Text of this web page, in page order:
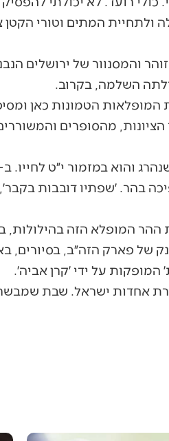
ולתחיית המתים וטורי הקטן
והמסנוור של ירושלים
השלמה, בקרוב.
המופלאות הטמונות כאן
מהסופרים
בהר. ׳שפתיו דובבות בקבר׳,
המופלא הזה בהילולות,
של פארק הזה״ב, בסיורים,
על ידי ׳קרן אביה׳.
אחדות ישראל. שבת